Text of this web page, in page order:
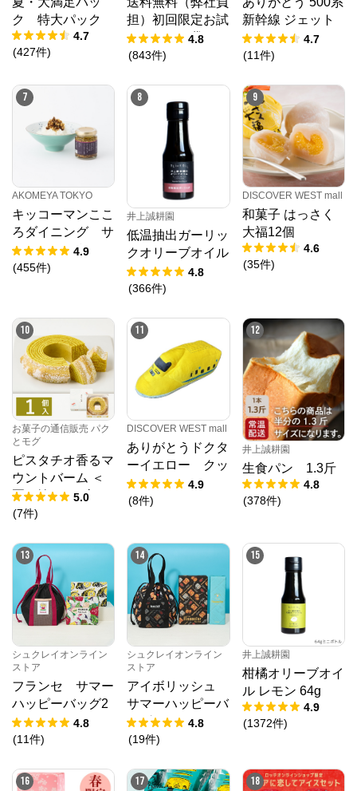
ク 特大パック
4.7
(427件)
担）初回限定お試
しセット 袋
4.8
(843件)
新幹線 ジェット
ストリーム４＆１
4.7
(11件)
7
AKOMEYA TOKYO
キッコーマンここ
ろダイニング サ
クサクしょうゆア
ーモンド ペッパ
4.9
(455件)
8
井上誠耕園
低温抽出ガーリッ
クオリーブオイル
64g
4.8
(366件)
9
DISCOVER WEST mall
和菓子 はっさく
大福12個
4.6
(35件)
10
お菓子の通信販売 パク
とモグ
ピスタチオ香るマ
ウントバーム ＜
夏の輪＞ 1山
5.0
(7件)
11
DISCOVER WEST mall
ありがとうドクタ
ーイエロー クッ
ション
4.9
(8件)
12
井上誠耕園
生食パン 1.3斤
4.8
(378件)
13
シュクレイオンライン
ストア
フランセ サマー
ハッピーバッグ2
026
4.8
(11件)
14
シュクレイオンライン
ストア
アイボリッシュ
サマーハッピーバ
ッグ2026 4.8
(19件)
15
井上誠耕園
柑橘オリーブオイ
ル レモン 64g
4.9
(1372件)
16 17 18